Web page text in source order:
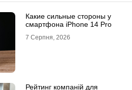
Какие сильные стороны у
смартфона iPhone 14 Pro
7 Серпня, 2026
Рейтинг компаній для